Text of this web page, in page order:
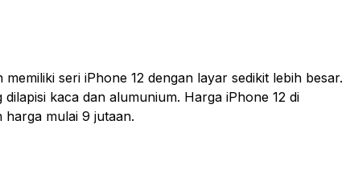
seri iPhone 12 dengan layar sedikit lebih besar.
kaca dan alumunium. Harga iPhone 12 di
harga mulai 9 jutaan.